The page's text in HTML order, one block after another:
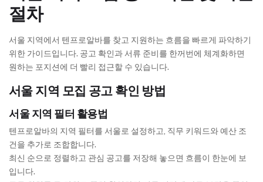
절차
서울 지역에서 텐프로알바를 찾고 지원하는 흐름을 빠르게 파악하기
위한 가이드입니다. 공고 확인과 서류 준비를 한꺼번에 체계화하면
원하는 포지션에 더 빨리 접근할 수 있습니다.
서울 지역 모집 공고 확인 방법
서울 지역 필터 활용법
텐프로알바의 지역 필터를 서울로 설정하고, 직무 키워드와 예산 조
건을 추가로 조합합니다.
최신 순으로 정렬하고 관심 공고를 저장해 놓으면 흐름이 한눈에 보
입니다.